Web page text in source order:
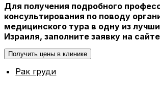
Для получения подробного
консультирования по поводу
медицинского тура в одну из
Израиля, заполните заявку на
Получить цены в клинике
Рак груди